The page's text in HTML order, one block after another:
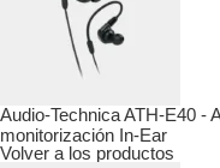
Audio-Technica ATH-E40 -
monitorización In-Ear
Volver a los productos